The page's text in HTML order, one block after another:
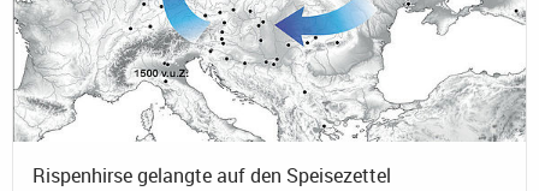
Rispenhirse gelangte auf den Speisezettel